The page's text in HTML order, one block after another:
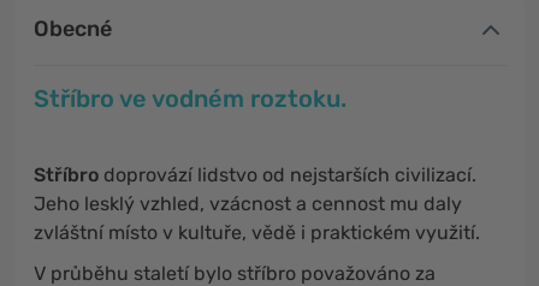
Obecné
Stříbro ve vodném roztoku.
Stříbro doprovází lidstvo od nejstarších civilizací.
Jeho lesklý vzhled, vzácnost a cennost mu daly
zvláštní místo v kultuře, vědě i praktickém využití.
V průběhu staletí bylo stříbro považováno za